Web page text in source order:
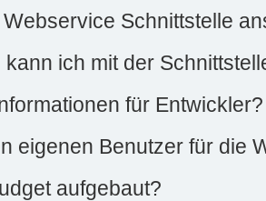
Schnittstelle
ich mit der
für Entwickler?
eigenen Benutzer für die
aufgebaut?